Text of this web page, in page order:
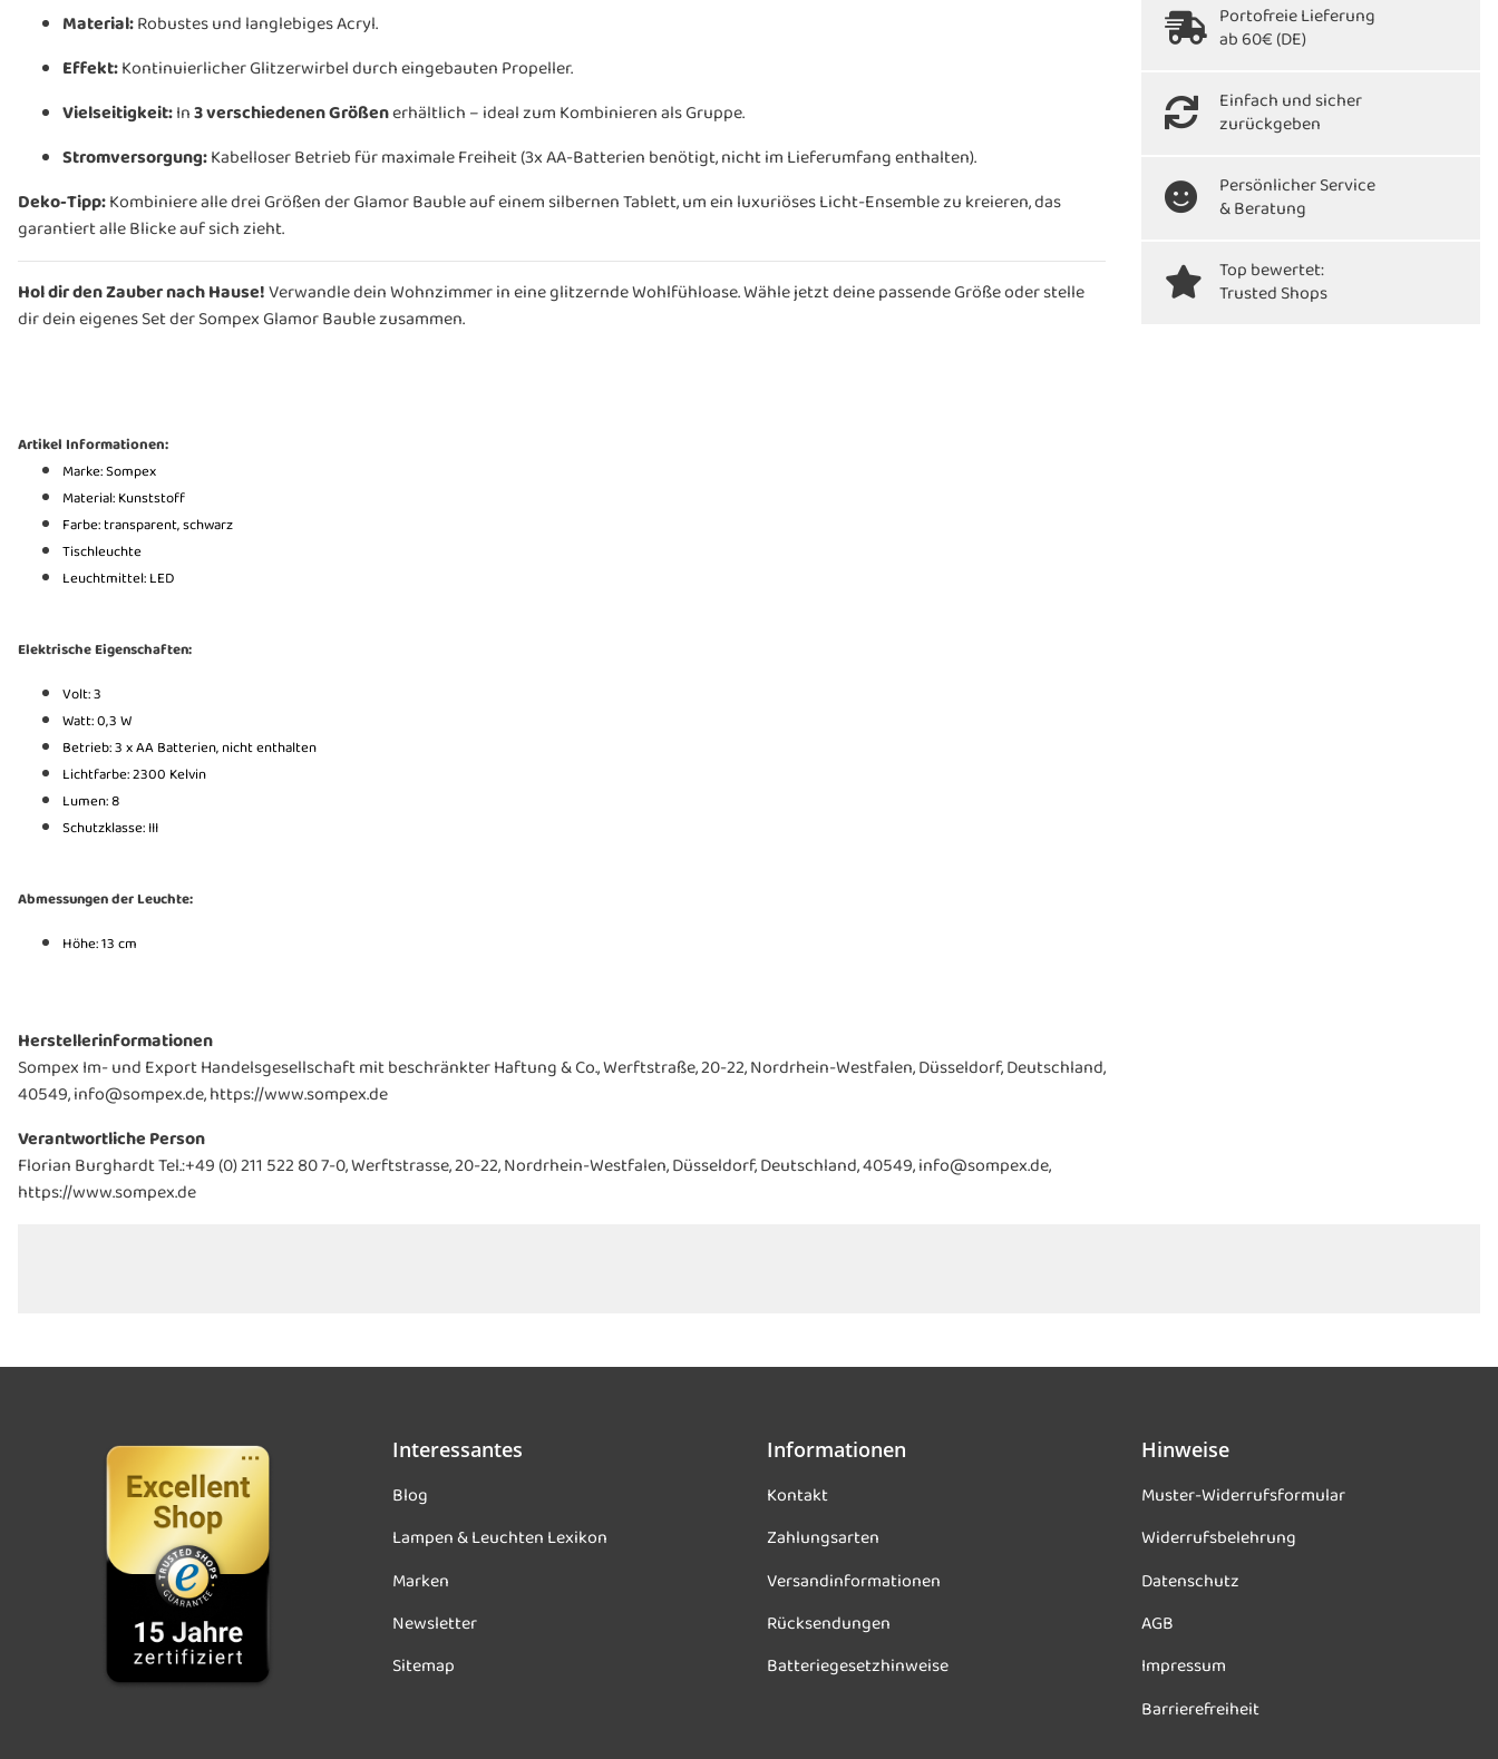
Material:Robustes und langlebiges Acryl.
Effekt:Kontinuierlicher Glitzerwirbel durch eingebauten Propeller.
Vielseitigkeit:In3 verschiedenen Größenerhältlich – ideal zum Kombinieren als Gruppe.
Stromversorgung:Kabelloser Betrieb für maximale Freiheit (3x AA-Batterien benötigt, nicht im Lieferumfang enthalten).
Deko-Tipp:Kombiniere alle drei Größen der Glamor Bauble auf einem silbernen Tablett, um ein luxuriöses Licht-Ensemble zu kreieren, das
garantiert alle Blicke auf sich zieht.
Hol dir den Zauber nach Hause!Verwandle dein Wohnzimmer in eine glitzernde Wohlfühloase. Wähle jetzt deine passende Größe oder stelle
dir dein eigenes Set der Sompex Glamor Bauble zusammen.
Artikel Informationen:
Marke: Sompex
Material: Kunststoff
Farbe: transparent, schwarz
Tischleuchte
Leuchtmittel: LED
Elektrische Eigenschaften:
Volt: 3
Watt: 0,3 W
Betrieb: 3 x AA Batterien, nicht enthalten
Lichtfarbe: 2300 Kelvin
Lumen: 8
Schutzklasse: III
Abmessungen der Leuchte:
Höhe: 13 cm
Herstellerinformationen
Sompex Im- und Export Handelsgesellschaft mit beschränkter Haftung & Co., Werftstraße, 20-22, Nordrhein-Westfalen, Düsseldorf, Deutschland,
40549, info@sompex.de, https://www.sompex.de
Verantwortliche Person
Florian Burghardt Tel.:+49 (0) 211 522 80 7-0, Werftstrasse, 20-22, Nordrhein-Westfalen, Düsseldorf, Deutschland, 40549, info@sompex.de,
https://www.sompex.de
Portofreie Lieferung
ab 60€ (DE)
Einfach und sicher
zurückgeben
Persönlicher Service
& Beratung
Top bewertet:
Trusted Shops
Interessantes
Blog
Lampen & Leuchten Lexikon
Marken
Newsletter
Sitemap
Informationen
Kontakt
Zahlungsarten
Versandinformationen
Rücksendungen
Batteriegesetzhinweise
Hinweise
Muster-Widerrufsformular
Widerrufsbelehrung
Datenschutz
AGB
Impressum
Barrierefreiheit